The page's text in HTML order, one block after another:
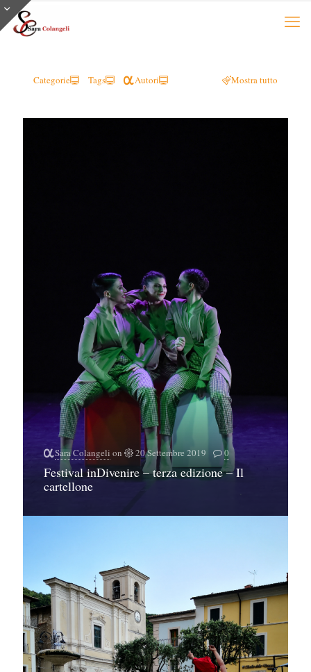
Categorie Tags Autori Mostra tutto
Sara Colangeli on 20 Settembre 2019 0
Festival inDivenire – terza edizione – Il
cartellone